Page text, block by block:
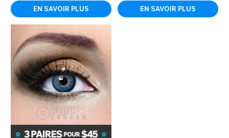
EN SAVOIR PLUS EN SAVOIR PLUS